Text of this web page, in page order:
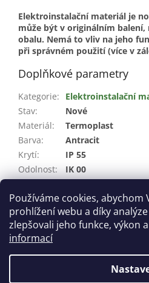
Používáme cookies,
prohlížení webu a díky
zlepšovali jeho funkce, výkon
informací
Elektroinstalační materiál je
může být v originálním balení,
obalu. Nemá to vliv na jeho
při správném použití (více v
Doplňkové parametry
Kategorie:
Elektroinstalační
Stav:
Nové
Materiál:
Termoplast
Barva:
Antracit
Krytí:
IP 55
Odolnost:
IK 00
Výška:
98 mm
Hloubka: 31,3 mm
Vytvořil